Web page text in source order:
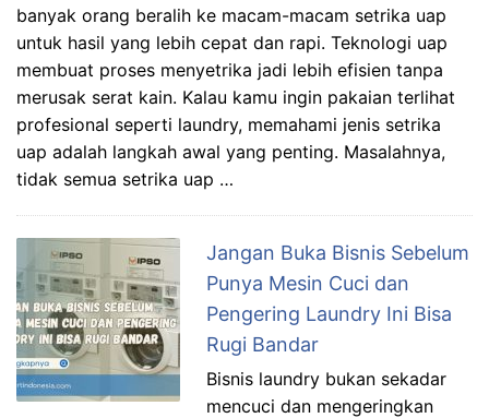
banyak orang beralih ke macam-macam setrika uap
untuk hasil yang lebih cepat dan rapi. Teknologi uap
membuat proses menyetrika jadi lebih efisien tanpa
merusak serat kain. Kalau kamu ingin pakaian terlihat
profesional seperti laundry, memahami jenis setrika
uap adalah langkah awal yang penting. Masalahnya,
tidak semua setrika uap …
Jangan Buka Bisnis Sebelum
Punya Mesin Cuci dan
Pengering Laundry Ini Bisa
Rugi Bandar
Bisnis laundry bukan sekadar
mencuci dan mengeringkan